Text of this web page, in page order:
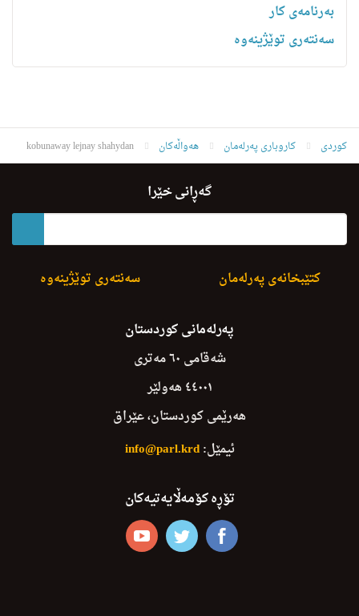
بەرنامەی کار
سەنتەری توێژینەوە
کوردی کاروباری پەرلەمان هەواڵەکان kobunaway lejnay shahydan
گەڕانی خێرا
سەنتەری توێژینەوە کتێبخانەی پەرلەمان
پەرلەمانی کوردستان
شەقامی ٦٠ مەتری
٤٤٠٠١ هەولێر
هەرێمی کوردستان، عێراق
ئیمێل:info@parl.krd
تۆڕە کۆمەڵایەتیەکان